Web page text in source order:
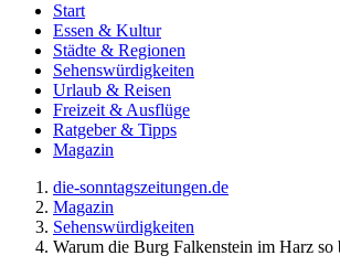
Start
Essen & Kultur
Städte & Regionen
Sehenswürdigkeiten
Urlaub & Reisen
Freizeit & Ausflüge
Ratgeber & Tipps
Magazin
die-sonntagszeitungen.de
Magazin
Sehenswürdigkeiten
Warum die Burg Falkenstein im Harz so